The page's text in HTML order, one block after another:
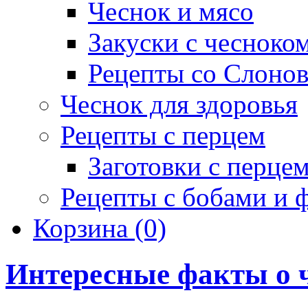
Чеснок и мясо
Закуски с
Рецепты со
Чеснок для здоровья
Рецепты с перцем
Заготовки с
Рецепты с бобами и
Корзина (0)
Интересные факты о